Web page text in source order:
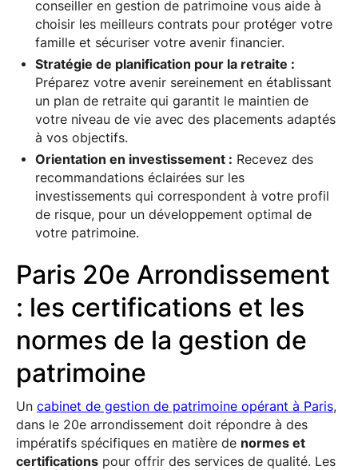
conseiller en gestion de patrimoine vous aide à
choisir les meilleurs contrats pour protéger votre
famille et sécuriser votre avenir financier.
Stratégie de planification pour la retraite :
Préparez votre avenir sereinement en établissant
un plan de retraite qui garantit le maintien de
votre niveau de vie avec des placements adaptés
à vos objectifs.
Orientation en investissement : Recevez des
recommandations éclairées sur les
investissements qui correspondent à votre profil
de risque, pour un développement optimal de
votre patrimoine.
Paris 20e Arrondissement
: les certifications et les
normes de la gestion de
patrimoine
Un cabinet de gestion de patrimoine opérant à Paris,
dans le 20e arrondissement doit répondre à des
impératifs spécifiques en matière de normes et
certificationspour offrir des services de qualité. Les